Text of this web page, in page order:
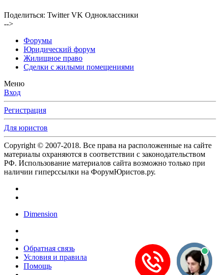
Поделиться: Twitter VK Одноклассники
-->
Форумы
Юридический форум
Жилищное право
Сделки с жилыми помещениями
Меню
Вход
Регистрация
Для юристов
Copyright © 2007-2018. Все права на расположенные на сайте
материалы охраняются в соответствии с законодательством
РФ. Использование материалов сайта возможно только при
наличии гиперссылки на ФорумЮристов.ру.
Dimension
Обратная связь
Условия и правила
Помощь